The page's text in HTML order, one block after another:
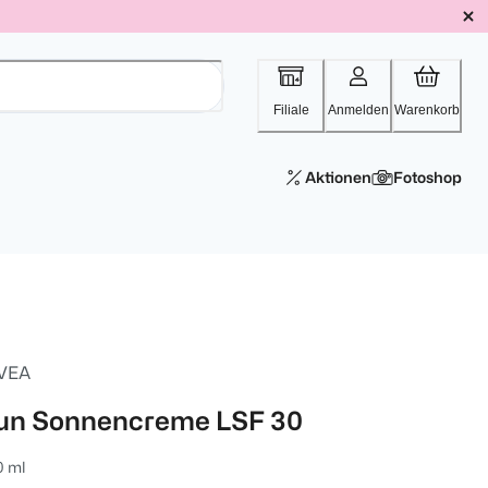
Filiale Anmelden Warenkorb
Aktionen Fotoshop
Sonnencreme LSF 30
ml